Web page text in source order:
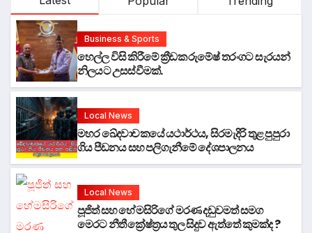
Business & Sports
හෙල්ල විසි කිරීමේ ක්‍රීඩක රුමේෂ් තරංගට සැරයන්
නිලයට උසස්වීමක්.
Local News
මහර ඛේදවාචකයේ යථාර්ථය, සිරමැදිරි තුළ පුපුරා
ගිය පීඩනය සහ පලිගැනීමේ දේශපාලනය
Local News
පූජිත් සහ හේමසිරිගේ මරණ දඩුවමත් සමග
මෙරට නීතී ක්‍රේෂ්ත්‍රය තුල සිදුව ඇත්තේ කුමක්ද ?